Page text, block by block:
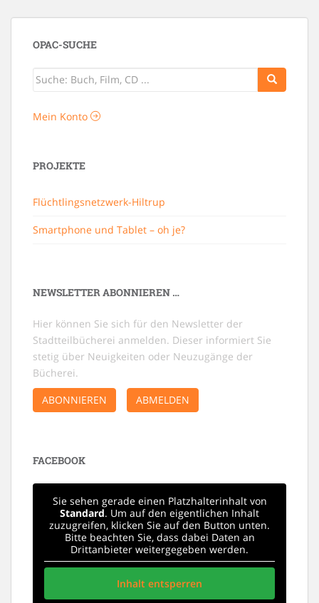
OPAC-SUCHE
Mein Konto
PROJEKTE
Flüchtlingsnetzwerk-Hiltrup
Smartphone und Tablet – oh je?
NEWSLETTER ABONNIEREN …
Hier können Sie sich für den Newsletter der
Stadtteilbücherei anmelden. Dieser informiert Sie
stetig über Neuigkeiten oder Neuzugänge der
Bücherei.
ABONNIEREN
ABMELDEN
FACEBOOK
Sie sehen gerade einen Platzhalterinhalt von
Standard. Um auf den eigentlichen Inhalt
zuzugreifen, klicken Sie auf den Button unten.
Bitte beachten Sie, dass dabei Daten an
Drittanbieter weitergegeben werden.
Inhalt entsperren